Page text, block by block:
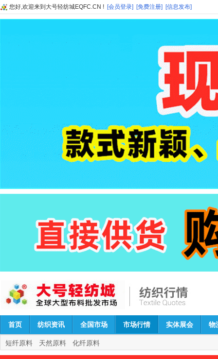
您好,欢迎来到大号轻纺城EQFC.CN ! [会员登录] [免费注册] [信息发布]
首页 纺织资讯 全国市场 市场行情 实体展会 物
短纤原料 天然原料 化纤原料